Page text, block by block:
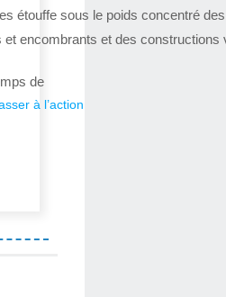
étouffe sous le poids concentré
et encombrants et des constructions
de
à l’action